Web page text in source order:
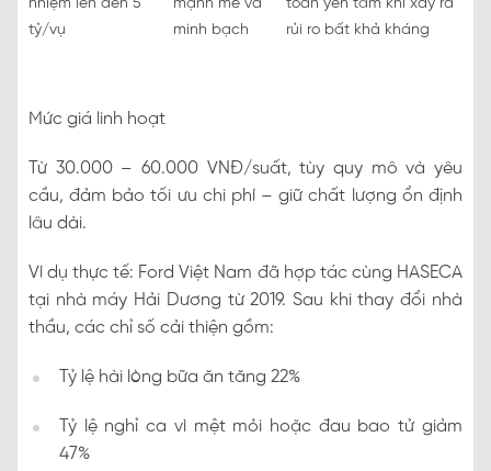
nhiệm lên đến 5
tỷ/vụ
mạnh mẽ và
minh bạch
toàn yên tâm khi xảy ra
rủi ro bất khả kháng
Mức giá linh hoạt
Từ 30.000 – 60.000 VNĐ/suất, tùy quy mô và yêu
cầu, đảm bảo tối ưu chi phí – giữ chất lượng ổn định
lâu dài.
Ví dụ thực tế: Ford Việt Nam đã hợp tác cùng HASECA
tại nhà máy Hải Dương từ 2019. Sau khi thay đổi nhà
thầu, các chỉ số cải thiện gồm:
Tỷ lệ hài lòng bữa ăn tăng 22%
Tỷ lệ nghỉ ca vì mệt mỏi hoặc đau bao tử giảm
47%